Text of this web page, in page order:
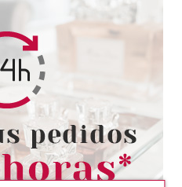
LOM
RENEWAL
REGALO
desde